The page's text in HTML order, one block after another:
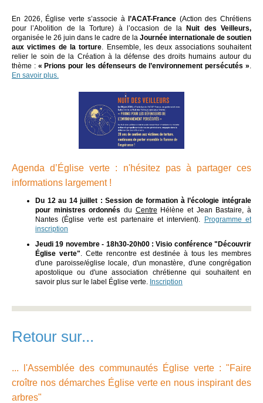
En 2026, Église verte s’associe à l’ACAT-France (Action des Chrétiens
pour l’Abolition de la Torture) à l’occasion de la
Nuit des Veilleurs,
organisée le 26 juin dans le cadre de la Journée internationale de soutien
aux victimes de la torture. Ensemble, les deux associations souhaitent
relier le soin de la Création à la défense des droits humains autour du
thème : « Prions pour les défenseurs de l’environnement persécutés ».
En savoir plus.
Agenda d’Église verte : n'hésitez pas à partager ces
informations largement !
Du 12 au 14 juillet : Session de formation à l’écologie intégrale
pour ministres ordonnés du Centre Hélène et Jean Bastaire, à
Nantes (Église verte est partenaire et intervient).
Programme et
inscription
Jeudi 19 novembre - 18h30-20h00 : Visio conférence "Découvrir
Église verte". Cette rencontre est destinée à tous les membres
d'une paroisse/église locale, d'un monastère, d'une congrégation
apostolique ou d'une association chrétienne qui souhaitent en
savoir plus sur le label Église verte. Inscription
Retour sur...
... l'Assemblée des communautés Église verte : "Faire
croître nos démarches Église verte en nous inspirant des
arbres"